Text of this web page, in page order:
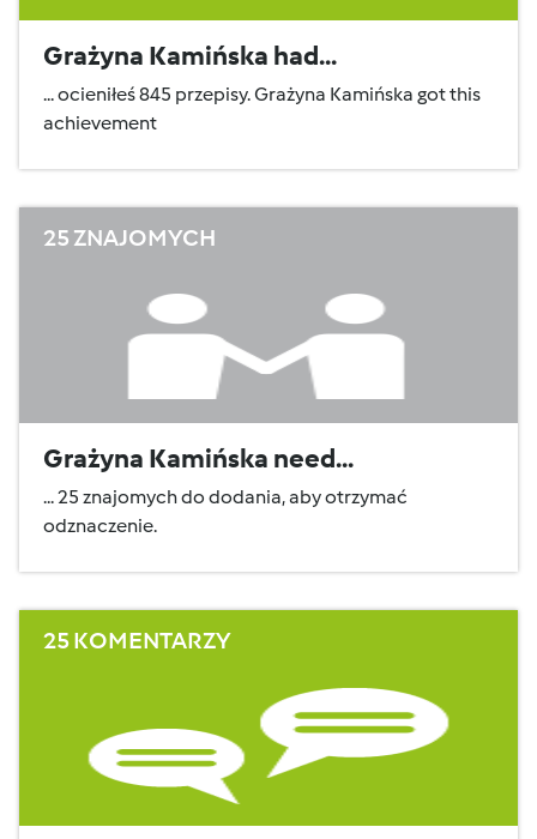
Grażyna Kamińska had...
... ocieniłeś 845 przepisy. Grażyna Kamińska got this
achievement
25 ZNAJOMYCH
Grażyna Kamińska need...
... 25 znajomych do dodania, aby otrzymać
odznaczenie.
25 KOMENTARZY